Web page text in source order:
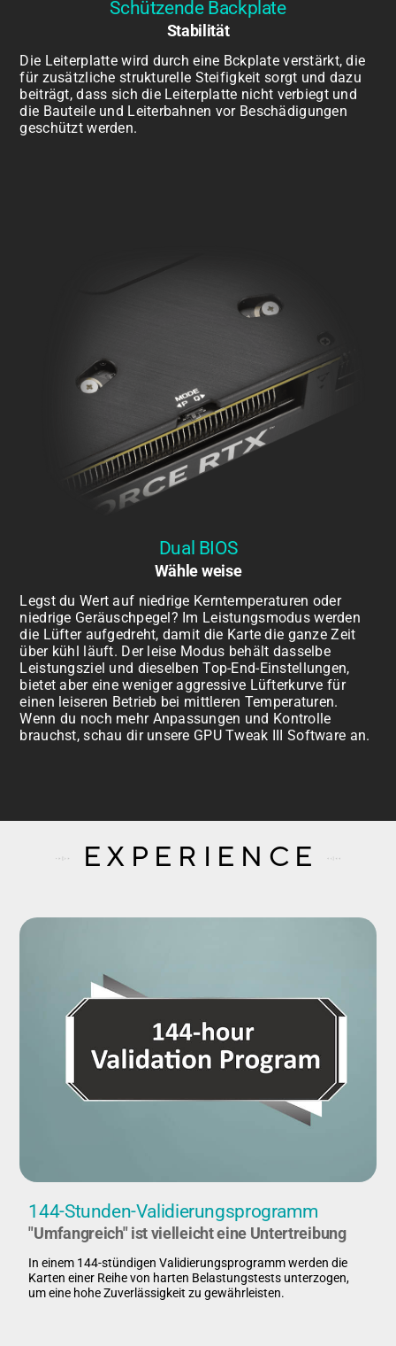
Schützende Backplate
Stabilität
Die Leiterplatte wird durch eine Bckplate verstärkt, die
für zusätzliche strukturelle Steifigkeit sorgt und dazu
beiträgt, dass sich die Leiterplatte nicht verbiegt und
die Bauteile und Leiterbahnen vor Beschädigungen
geschützt werden.
Dual BIOS
Wähle weise
Legst du Wert auf niedrige Kerntemperaturen oder
niedrige Geräuschpegel? Im Leistungsmodus werden
die Lüfter aufgedreht, damit die Karte die ganze Zeit
über kühl läuft. Der leise Modus behält dasselbe
Leistungsziel und dieselben Top-End-Einstellungen,
bietet aber eine weniger aggressive Lüfterkurve für
einen leiseren Betrieb bei mittleren Temperaturen.
Wenn du noch mehr Anpassungen und Kontrolle
brauchst, schau dir unsere GPU Tweak III Software an.
EXPERIENCE
144-Stunden-Validierungsprogramm
"Umfangreich" ist vielleicht eine Untertreibung
In einem 144-stündigen Validierungsprogramm werden die
Karten einer Reihe von harten Belastungstests unterzogen,
um eine hohe Zuverlässigkeit zu gewährleisten.